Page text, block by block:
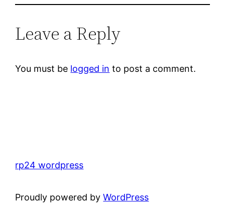
Leave a Reply
You must be logged in to post a comment.
rp24 wordpress
Proudly powered byWordPress